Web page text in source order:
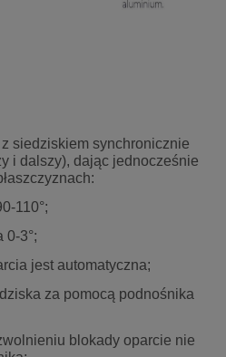
siedziskiem synchronicznie
i dalszy), dając jednocześnie
110°;
0-3°;
jest automatyczna;
za pomocą podnośnika
blokady oparcie nie